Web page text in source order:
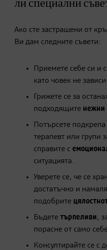
ли специални
Ако сте застрашени от
Ви дам следните съвети:
Приемете себе си и
като човек не
​Грижете се за
подходящите нежни
Потърсете
терапевт или групи
справите с
ситуацията.
Уверете се, че се
достатъчно и
подобрите
Бъдете търпеливи,
порасне от само
Консултирайте се с